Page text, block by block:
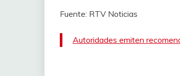
Fuente: RTV Noticias
Autoridades emiten